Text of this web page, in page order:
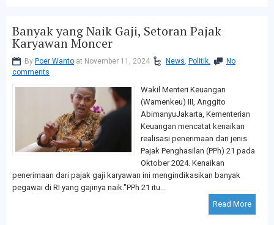
Banyak yang Naik Gaji, Setoran Pajak
Karyawan Moncer
By Poer Wanto at November 11, 2024 News, Politik.
No
comments
Wakil Menteri Keuangan
(Wamenkeu) III, Anggito
AbimanyuJakarta, Kementerian
Keuangan mencatat kenaikan
realisasi penerimaan dari jenis
Pajak Penghasilan (PPh) 21 pada
Oktober 2024. Kenaikan
penerimaan dari pajak gaji karyawan ini mengindikasikan banyak
pegawai di RI yang gajinya naik."PPh 21 itu...
Read More